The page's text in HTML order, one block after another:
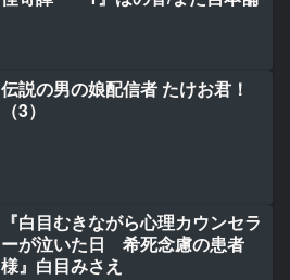
伝説の男の娘配信者 たけお君！
（3）
『白目むきながら心理カウンセラ
ーが泣いた日 希死念慮の患者
様』白目みさえ